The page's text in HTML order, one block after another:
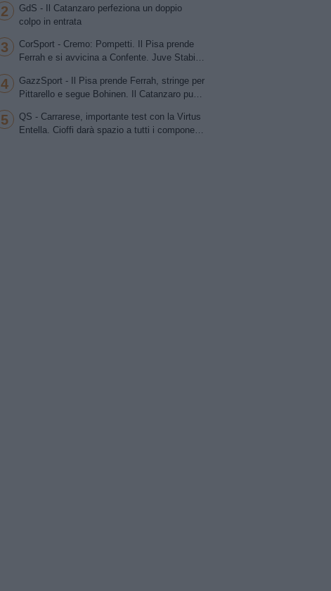
2
GdS - Il Catanzaro perfeziona un doppio
colpo in entrata
3
CorSport - Cremo: Pompetti. Il Pisa prende
Ferrah e si avvicina a Confente. Juve Stabia
scambio Patierno-Jimenez
4
GazzSport - Il Pisa prende Ferrah, stringe per
Pittarello e segue Bohinen. Il Catanzaro punta
Bjarkason
5
QS - Carrarese, importante test con la Virtus
Entella. Cioffi darà spazio a tutti i componenti